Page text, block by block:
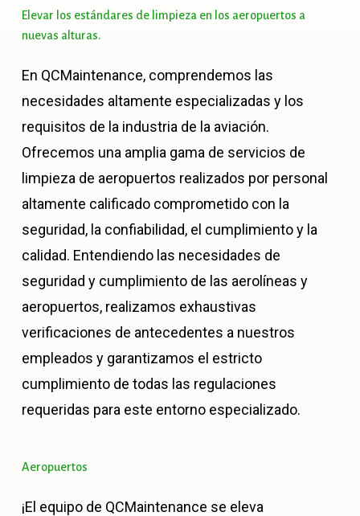
Elevar los estándares de limpieza en los aeropuertos a
nuevas alturas.
En QCMaintenance, comprendemos las
necesidades altamente especializadas y los
requisitos de la industria de la aviación.
Ofrecemos una amplia gama de servicios de
limpieza de aeropuertos realizados por personal
altamente calificado comprometido con la
seguridad, la confiabilidad, el cumplimiento y la
calidad. Entendiendo las necesidades de
seguridad y cumplimiento de las aerolíneas y
aeropuertos, realizamos exhaustivas
verificaciones de antecedentes a nuestros
empleados y garantizamos el estricto
cumplimiento de todas las regulaciones
requeridas para este entorno especializado.
Aeropuertos
¡El equipo de QCMaintenance se eleva